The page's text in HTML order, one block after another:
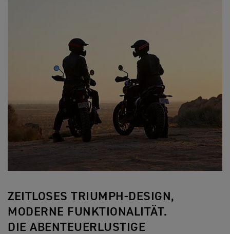
ZEITLOSES TRIUMPH-DESIGN,
MODERNE FUNKTIONALITÄT.
DIE ABENTEUERLUSTIGE